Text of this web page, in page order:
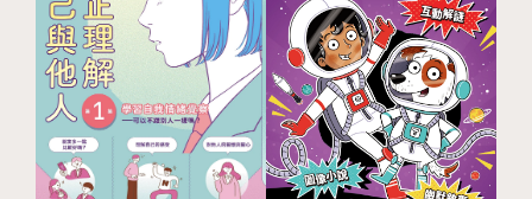
小火龍
其實已經不小了，卻還不太會控制自己的噴火量。被火
龍學園退學後，爸媽還是很愛他。上一集在巫婆的便利
商店打工，賺了一百枚金幣，在草原上開了一家美麗的
花園餐廳。